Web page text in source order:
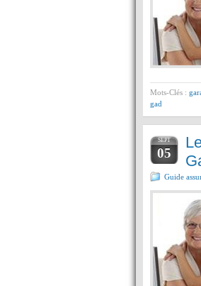
Mots-Clés :
gad
SEPT
05
Guide